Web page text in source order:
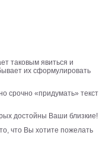
таковым явиться и
их сформулировать
срочно «придумать» текст
достойны Ваши близкие!
что Вы хотите пожелать